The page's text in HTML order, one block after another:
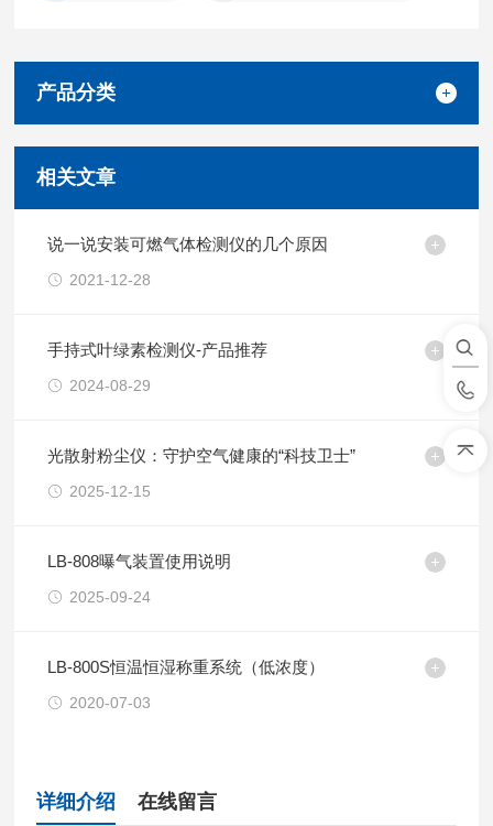
产品分类
相关文章
说一说安装可燃气体检测仪的几个原因
2021-12-28
手持式叶绿素检测仪-产品推荐
2024-08-29
光散射粉尘仪：守护空气健康的“科技卫士”
2025-12-15
LB-808曝气装置使用说明
2025-09-24
LB-800S恒温恒湿称重系统（低浓度）
2020-07-03
详细介绍 在线留言